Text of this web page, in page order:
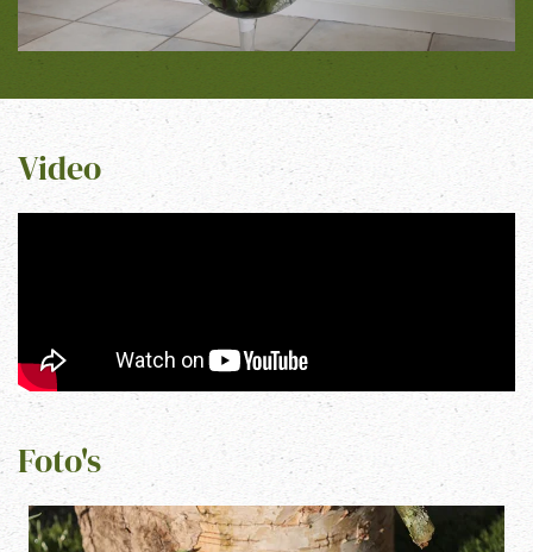
Video
Foto's